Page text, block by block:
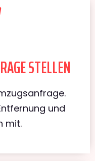
STELLEN
und
mit.